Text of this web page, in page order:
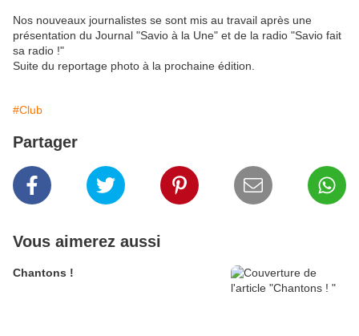
Nos nouveaux journalistes se sont mis au travail après une
présentation du Journal "Savio à la Une" et de la radio "Savio fait
sa radio !"
Suite du reportage photo à la prochaine édition.
#Club
Partager
Vous aimerez aussi
Chantons !